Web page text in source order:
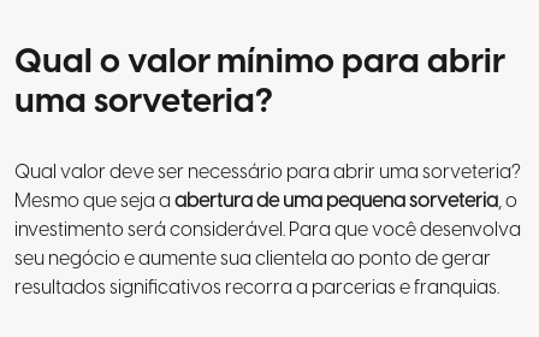
Qual o valor mínimo para abrir
uma sorveteria?
Qual valor deve ser necessário para abrir uma sorveteria?
Mesmo que seja aabertura de uma pequena sorveteria, o
investimento será considerável. Para que você desenvolva
seu negócio e aumente sua clientela ao ponto de gerar
resultados significativos recorra a parcerias e franquias.